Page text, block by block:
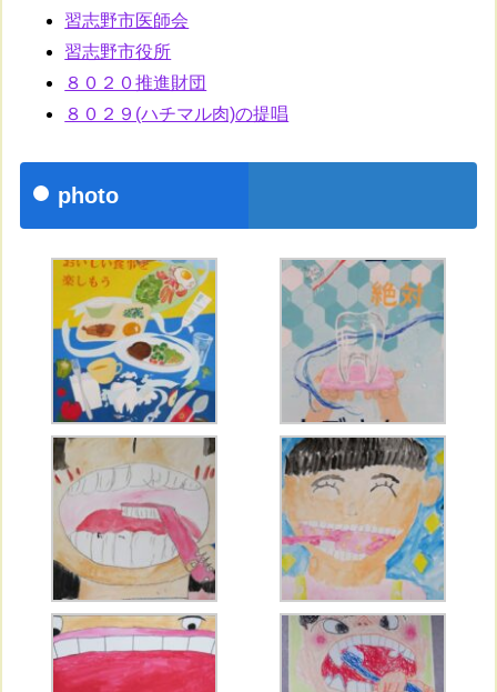
習志野市医師会
習志野市役所
８０２０推進財団
８０２９(ハチマル肉)の提唱
photo